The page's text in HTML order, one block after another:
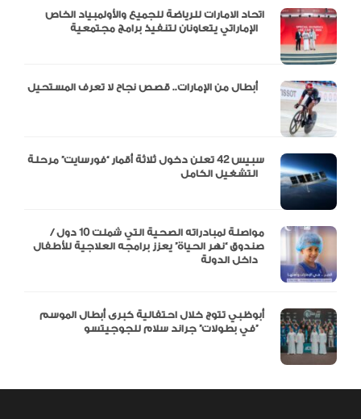
اتحاد الامارات للرياضة للجميع والأولمبياد الخاص
سبيس 42 تعلن دخول ثلاثة أقمار “فورسايت” مرحلة
مواصلة لمبادراته الصحية التي شملت 10 دول /
صندوق “نهر الحياة” يعزز برامجه العلاجية للأطفال
أبوظبي تتوج خلال احتفالية كبرى أبطال الموسم
في بطولات” جراند سلام للجوجيتسو”